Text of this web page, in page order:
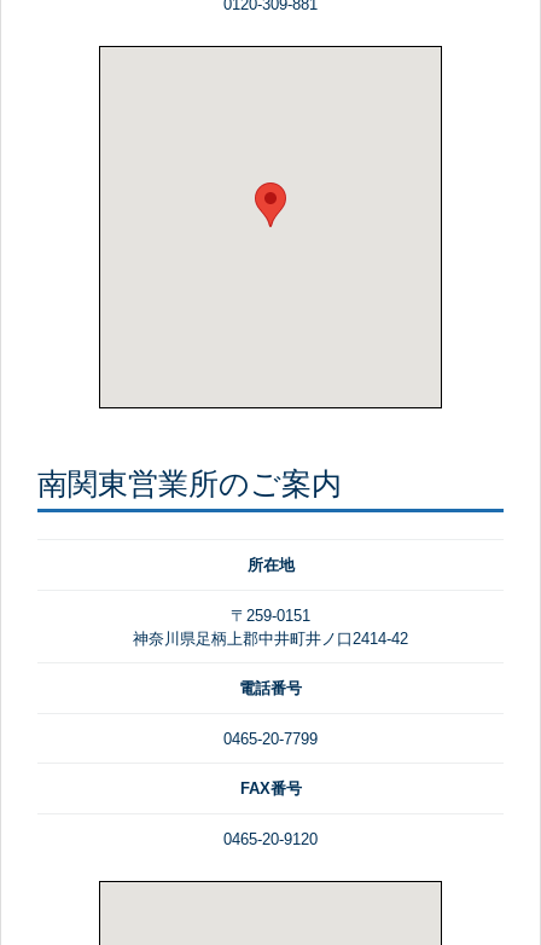
0120-309-881
南関東営業所のご案内
所在地
〒259-0151
神奈川県足柄上郡中井町井ノ口2414-42
電話番号
0465-20-7799
FAX番号
0465-20-9120